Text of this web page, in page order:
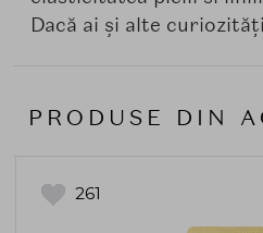
Dacă ai și alte
PRODUSE DIN
261